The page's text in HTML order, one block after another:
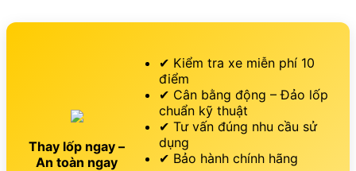
Thay lốp ngay –
An toàn ngay
✔ Kiểm tra xe miễn phí 10
điểm
✔ Cân bằng động – Đảo lốp
chuẩn kỹ thuật
✔ Tư vấn đúng nhu cầu sử
dụng
✔ Bảo hành chính hãng